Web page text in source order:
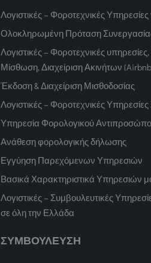
Λογιστικές – Φοροτεχνικές Υπηρεσίες
Ολοκληρωμένη Πρόταση
Λογιστικές – Φοροτεχνικές
Μίσθωση, Διαχείριση Ακινήτων
Έκδοση & Διαχείριση Μισθοδοσίας
Λογιστικές – Φοροτεχνικές Υπηρεσίες
Υπηρεσία Φορολογικού
Ανάθεση φορολογικής δήλωσης
Εγγύηση Παρεχόμενων Υπηρεσιών
Βασικά Χαρακτηριστικά Υπηρεσιών
Λογιστικές – Συμβουλευτικές
σε όλη την Ελλάδα
ΣΥΜΒΟΥΛΕΥΣΗ